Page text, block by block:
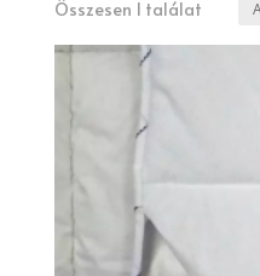
Összesen 1 találat